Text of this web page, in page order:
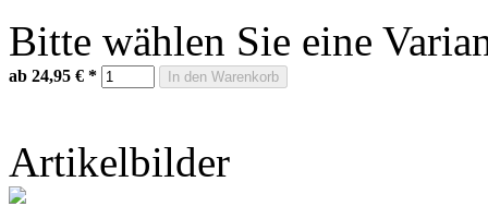
Bitte wählen Sie eine
ab 24,95 € * In den Warenkorb
Artikelbilder